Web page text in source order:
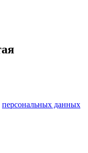
персональных данных